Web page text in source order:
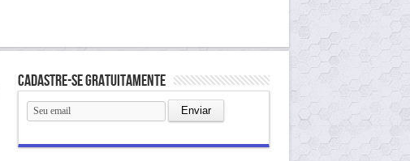
Cadastre-se gratuitamente